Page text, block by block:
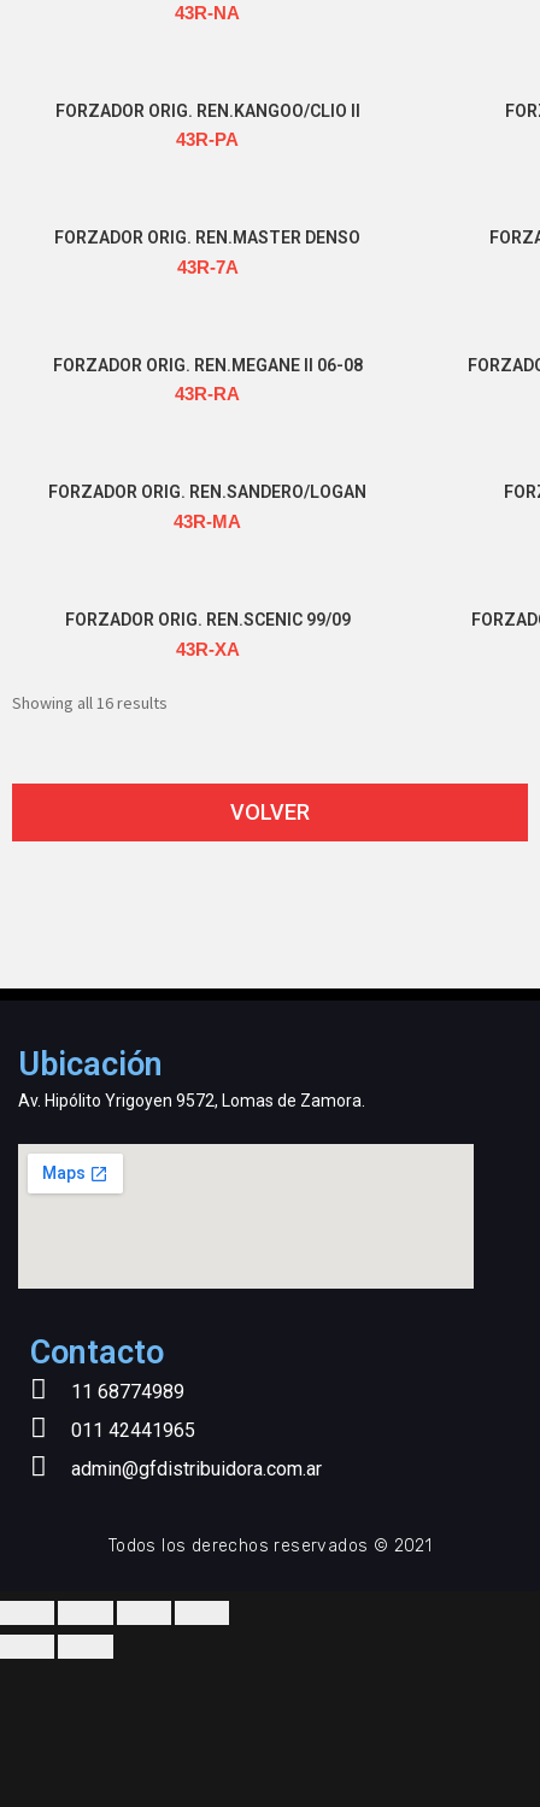
43R-NA
FORZADOR ORIG. REN.KANGOO/CLIO II
43R-PA
FORZADOR ORIG. REN.MASTER DENSO
43R-7A
FORZADOR ORIG. REN.MEGANE II 06-08
43R-RA
FORZADOR ORIG. REN.SANDERO/LOGAN
43R-MA
FORZADOR ORIG. REN.SCENIC 99/09
43R-XA
Showing all 16 results
VOLVER
Ubicación
Av. Hipólito Yrigoyen 9572, Lomas de Zamora.
Contacto
11 68774989
011 42441965
admin@gfdistribuidora.com.ar
Todos los derechos reservados © 2021